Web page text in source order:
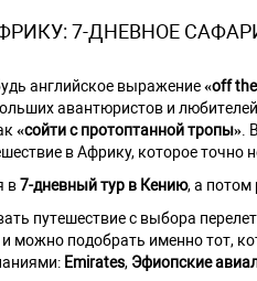
7-ДНЕВНОЕ
английское выражение«off
авантюристов и
«сойти с протоптанной тропы».
в Африку, которое точно
в7-дневный тур в Кению, а потом
путешествие с выбора
и можно подобрать именно тот,
Emirates, Эфиопские